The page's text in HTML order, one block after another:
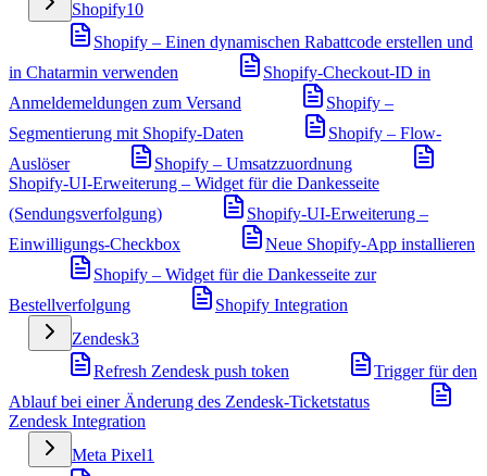
Shopify10
Shopify – Einen dynamischen Rabattcode erstellen und
in Chatarmin verwenden
Shopify-Checkout-ID in
Anmeldemeldungen zum Versand
Shopify –
Segmentierung mit Shopify-Daten
Shopify – Flow-
Auslöser
Shopify – Umsatzzuordnung
Shopify-UI-Erweiterung – Widget für die Dankesseite
(Sendungsverfolgung)
Shopify-UI-Erweiterung –
Einwilligungs-Checkbox
Neue Shopify-App installieren
Shopify – Widget für die Dankesseite zur
Bestellverfolgung
Shopify Integration
Zendesk3
Refresh Zendesk push token
Trigger für den
Ablauf bei einer Änderung des Zendesk-Ticketstatus
Zendesk Integration
Meta Pixel1